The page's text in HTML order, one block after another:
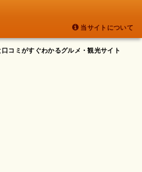
当サイトについて
コミがすぐわかるグルメ・観光サイト